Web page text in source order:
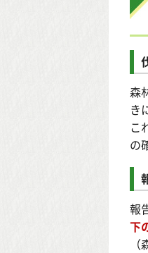
森
き
こ
の
報
下